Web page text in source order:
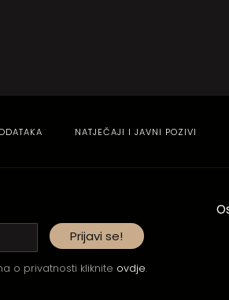
NATJEČAJI I JAVNI POZIVI
o privatnosti kliknite ovdje.